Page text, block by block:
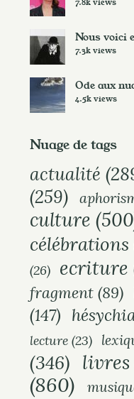
e
Nous voici
7.3k views
Ode aux
4.5k views
Nuage de tags
actualité
(259)
culture
célébrations
(26)
ecriture
fragment (89)
(147)
lecture (23)
(346) livres
(860)